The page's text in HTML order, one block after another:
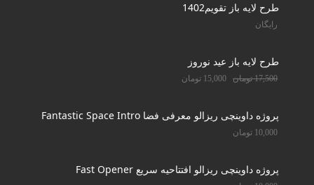
طرح لایه باز تقویم1402
رایگان
طرح لایه باز عید نوروز
17,500 تومان 15,000 تومان
پروژه داوینچی ریزالو معرفی فضا Fantastic Space Intro
10,000 تومان
پروژه داوینچی ریزالو افتتاحیه سریع Fast Opener